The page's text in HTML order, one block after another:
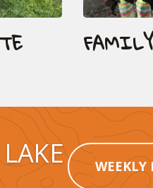
WEEKLY